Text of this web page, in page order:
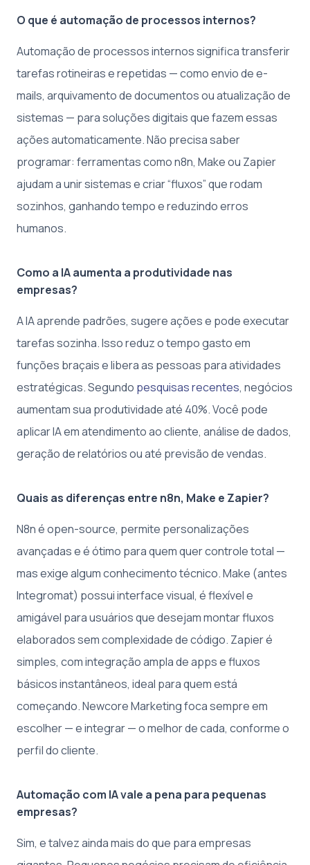
O que é automação de processos internos?
Automação de processos internos significa transferir
tarefas rotineiras e repetidas — como envio de e-
mails, arquivamento de documentos ou atualização de
sistemas — para soluções digitais que fazem essas
ações automaticamente. Não precisa saber
programar: ferramentas como n8n, Make ou Zapier
ajudam a unir sistemas e criar “fluxos” que rodam
sozinhos, ganhando tempo e reduzindo erros
humanos.
Como a IA aumenta a produtividade nas
empresas?
A IA aprende padrões, sugere ações e pode executar
tarefas sozinha. Isso reduz o tempo gasto em
funções braçais e libera as pessoas para atividades
estratégicas. Segundo pesquisas recentes, negócios
aumentam sua produtividade até 40%. Você pode
aplicar IA em atendimento ao cliente, análise de dados,
geração de relatórios ou até previsão de vendas.
Quais as diferenças entre n8n, Make e Zapier?
N8n é open-source, permite personalizações
avançadas e é ótimo para quem quer controle total —
mas exige algum conhecimento técnico. Make (antes
Integromat) possui interface visual, é flexível e
amigável para usuários que desejam montar fluxos
elaborados sem complexidade de código. Zapier é
simples, com integração ampla de apps e fluxos
básicos instantâneos, ideal para quem está
começando. Newcore Marketing foca sempre em
escolher — e integrar — o melhor de cada, conforme o
perfil do cliente.
Automação com IA vale a pena para pequenas
empresas?
Sim, e talvez ainda mais do que para empresas